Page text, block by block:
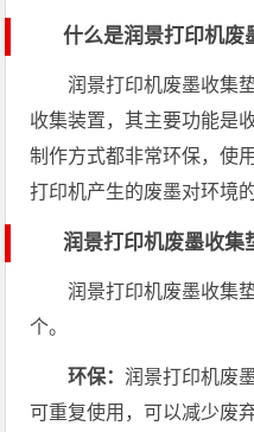
什么是润景打印机废
润景打印机废墨收集
收集装置，其主要功能是
制作方式都非常环保，使
打印机产生的废墨对环境
润景打印机废墨收集
润景打印机废墨收集
个。
环保：润景打印机废
可重复使用，可以减少废